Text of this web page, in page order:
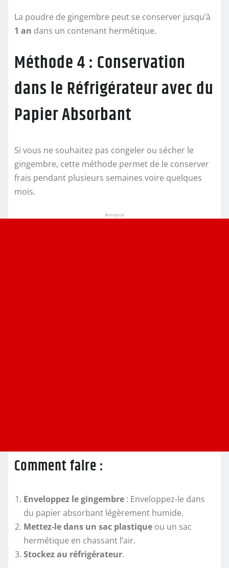
La poudre de gingembre peut se conserver jusqu’à
1 an dans un contenant hermétique.
Méthode 4 : Conservation
dans le Réfrigérateur avec du
Papier Absorbant
Si vous ne souhaitez pas congeler ou sécher le
gingembre, cette méthode permet de le conserver
frais pendant plusieurs semaines voire quelques
mois.
Annonce
Comment faire :
Enveloppez le gingembre : Enveloppez-le dans
du papier absorbant légèrement humide.
Mettez-le dans un sac plastique ou un sac
hermétique en chassant l’air.
Stockez au réfrigérateur.